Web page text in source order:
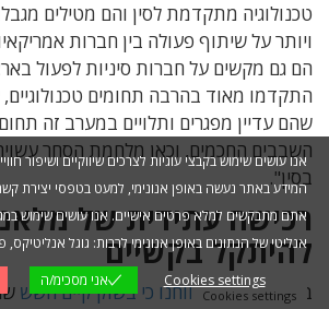
טכנולוגיה מתקדמת לסין והם מטילים
ויותר על שיתוף פעולה בין חברות
הם גם מקשים על חברות סיניות לפעול
התקדמו מאוד בהרבה תחומים
שהם עדיין מפגרים ותלויים במערב זה
השבבים החכמים, וכאן מלחמת הסחר
בסין".
רכישה עתידית של
להיתקל בקשיים
בשבוע שעברדיווחנו כי בשוק קיים חשש
אנו עושים שימוש בקבצי עוגיות לצרכים שיווקיים ושיפור
המידע באתר נעשה באופן אנונימי, למעט בטפסי יצירת
אתם מתבקשים למלא פרטים אישיים. אנו עושים שימוש
אנליטי של הנתונים באופן אנונימי לרבות: גוגל אנליטיקס,
Cookies settings
אני מסכימ/ה
Cookies settings